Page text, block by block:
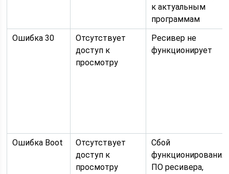
к актуальным
программам
Ошибка 30
Отсутствует
доступ к
просмотру
Ресивер не
функционирует
Ошибка Boot
Отсутствует
доступ к
просмотру
Сбой
функционирования
ПО ресивера,